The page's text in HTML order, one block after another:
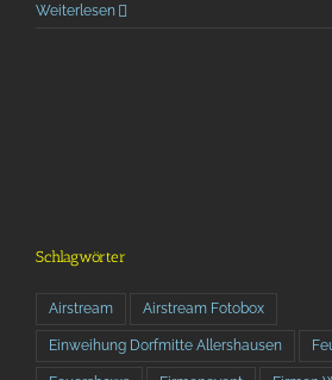
Weiterlesen
Schlagwörter
Airstream Airstream Fotobox
Einweihung Dorfmitte Allershausen